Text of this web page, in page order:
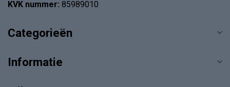
KVK nummer: 85989010
Categorieën
Informatie